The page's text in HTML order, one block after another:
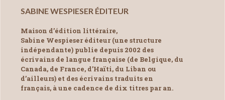
SABINE WESPIESER ÉDITEUR
Maison d’édition littéraire,
Sabine Wespieser éditeur (une structure
indépendante) publie depuis 2002 des
écrivains de langue française (de Belgique, du
Canada, de France, d’Haïti, du Liban ou
d’ailleurs) et des écrivains traduits en
français, à une cadence de dix titres par an.